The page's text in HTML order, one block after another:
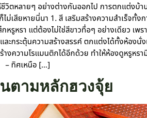
วิตหลายๆ อย่างต่างกันออกไป การตกแต่งบ้
สียหายนี่นา 1. สี เสริมสร้างความสำเร็จทั้ง
รูหรา แต่ต้องไม่ใช่สีขาวทื่อๆ อย่างเดียว เ
ะกระตุ้นความสร้างสรรค์ ตกแต่งได้ทั้งห้อง
งความโรแมนติกได้อีกด้วย ทำให้ห้องดูหรูหร
– ทิศเหนือ […]
ตามหลักฮวงจุ้ย